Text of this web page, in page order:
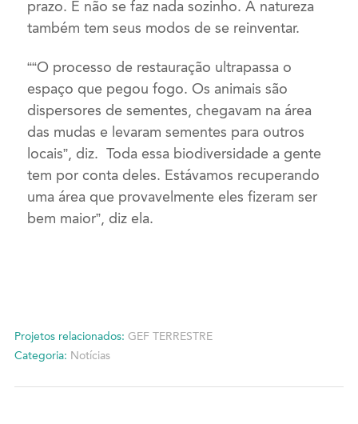
prazo. E não se faz nada sozinho. A natureza
também tem seus modos de se reinventar.
““O processo de restauração ultrapassa o
espaço que pegou fogo. Os animais são
dispersores de sementes, chegavam na área
das mudas e levaram sementes para outros
locais”, diz. Toda essa biodiversidade a gente
tem por conta deles. Estávamos recuperando
uma área que provavelmente eles fizeram ser
bem maior”, diz ela.
Projetos relacionados: GEF TERRESTRE
Categoria: Notícias